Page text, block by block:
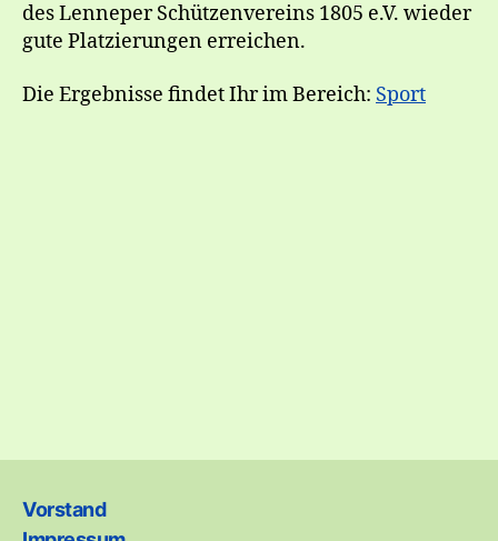
des Lenneper Schützenvereins 1805 e.V. wieder
gute Platzierungen erreichen.
Die Ergebnisse findet Ihr im Bereich: Sport
Vorstand